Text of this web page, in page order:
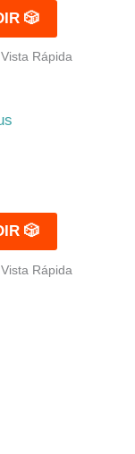
🎲
Vista Rápida
🎲
Vista Rápida